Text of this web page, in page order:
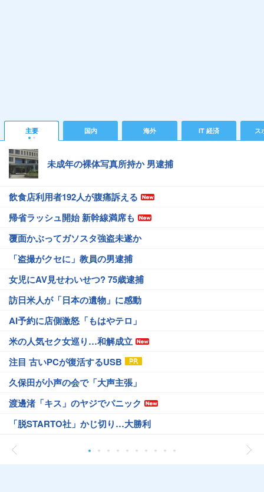
主要 国内 海外 IT 経済 ス
未成年の裸体写真所持か 男逮捕
飲食店利用者192人が腹痛訴える
帰省ラッシュ開始 新幹線満席も
覆面かぶってガソスタ強盗未遂か
「盗撮がクセに」教員の男逮捕
女児にAV見せわいせつ? 75歳逮捕
訪日米人が「日本の遺物」に感動
AI予約に店側激怒「もはやテロ」
米の人気セク女巡り…和解成立
注目 古いPCが復活するUSB
久保田が小声の会で「大声主張」
渡邊渚「キス」のヤジでパニック
「脱STARTO社」かじ切り…大勝利